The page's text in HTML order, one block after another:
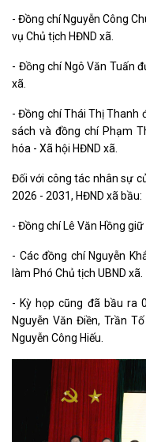
- Đồng chí Nguyễn Công
vụ Chủ tịch HĐND xã.
- Đồng chí Ngô Văn Tuấn
xã.
- Đồng chí Thái Thị Thanh
sách và đồng chí Phạm
hóa - Xã hội HĐND xã.
Đối với công tác nhân sự
2026 - 2031, HĐND xã bầu:
- Đồng chí Lê Văn Hồng giữ
- Các đồng chí Nguyễn
làm Phó Chủ tịch UBND xã.
- Kỳ họp cũng đã bầu ra
Nguyễn Văn Điền, Trần
Nguyễn Công Hiếu.